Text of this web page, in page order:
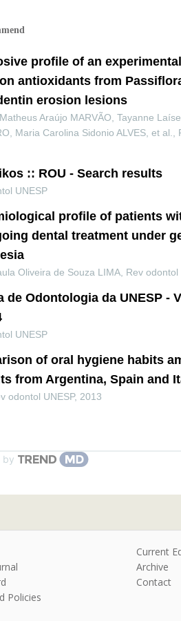
profile of an
antioxidants from
erosion lesions
Araújo MARVÃO, Tayanne
Maria Carolina Sidonio ALVES, et al.
:: ROU - Search results
UNESP
profile of patients
dental treatment under
Oliveira de Souza LIMA Rev odontol
de Odontologia da UNESP -
UNESP
of oral hygiene habits
from Argentina, Spain and
odontol UNESP, 2013
by
Policies
Current
Archive
Contact